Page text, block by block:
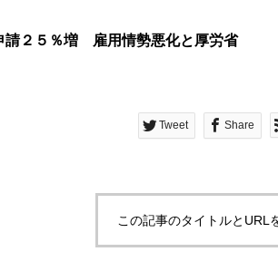
請２５％増 雇用情勢悪化と厚労省
Tweet Share
この記事のタイトルとURL